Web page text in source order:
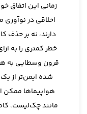
زمانی این اتفاق
اخلاقی در
دارند، نه بر حذف
خطر کمتری را به
قرون وسطایی به
شده ایمن‌تر از
هواپیماها ممکن
مانند چک‌لیست،